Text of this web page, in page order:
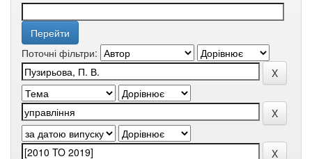
Поточні фільтри: